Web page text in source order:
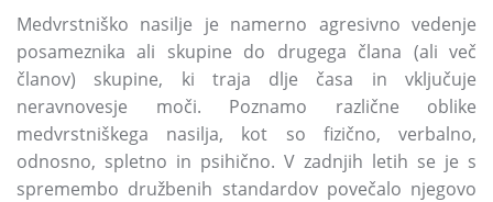
Medvrstniško nasilje je namerno agresivno vedenje
posameznika ali skupine do drugega člana (ali več
članov) skupine, ki traja dlje časa in vključuje
neravnovesje moči. Poznamo različne oblike
medvrstniškega nasilja, kot so fizično, verbalno,
odnosno, spletno in psihično. V zadnjih letih se je s
spremembo družbenih standardov povečalo njegovo